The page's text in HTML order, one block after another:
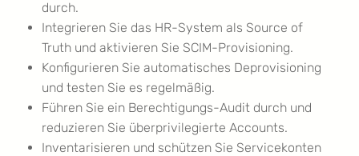
durch.
Integrieren Sie das HR-System als Source of
Truth und aktivieren Sie SCIM-Provisioning.
Konfigurieren Sie automatisches Deprovisioning
und testen Sie es regelmäßig.
Führen Sie ein Berechtigungs-Audit durch und
reduzieren Sie überprivilegierte Accounts.
Inventarisieren und schützen Sie Servicekonten